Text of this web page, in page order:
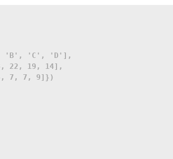
'B', 'C', 'D'],
22, 19, 14],
7, 7, 9]})